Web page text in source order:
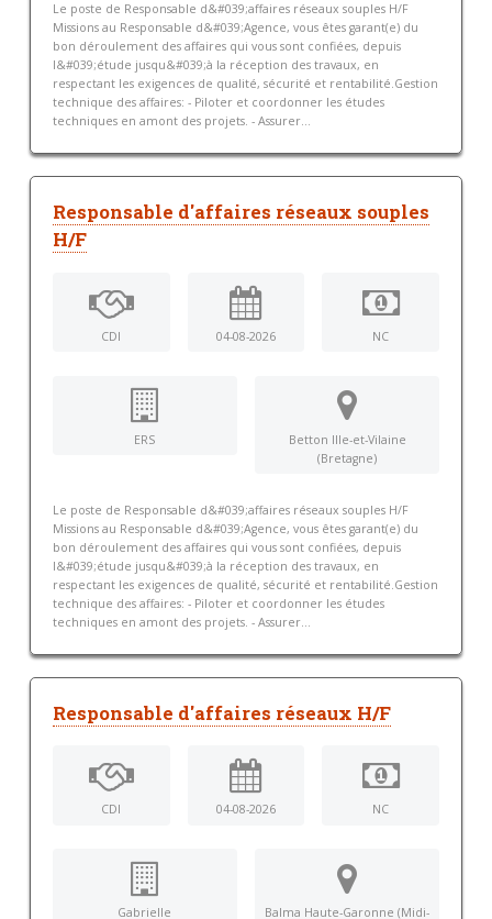
Le poste de Responsable d&#039;affaires réseaux souples H/F
Missions au Responsable d&#039;Agence, vous êtes garant(e) du
bon déroulement des affaires qui vous sont confiées, depuis
l&#039;étude jusqu&#039;à la réception des travaux, en
respectant les exigences de qualité, sécurité et rentabilité.Gestion
technique des affaires: - Piloter et coordonner les études
techniques en amont des projets. - Assurer...
Responsable d'affaires réseaux souples
H/F
CDI 04-08-2026 NC
ERS
Betton Ille-et-Vilaine
(Bretagne)
Le poste de Responsable d&#039;affaires réseaux souples H/F
Missions au Responsable d&#039;Agence, vous êtes garant(e) du
bon déroulement des affaires qui vous sont confiées, depuis
l&#039;étude jusqu&#039;à la réception des travaux, en
respectant les exigences de qualité, sécurité et rentabilité.Gestion
technique des affaires: - Piloter et coordonner les études
techniques en amont des projets. - Assurer...
Responsable d'affaires réseaux H/F
CDI 04-08-2026 NC
Gabrielle
Balma Haute-Garonne (Midi-